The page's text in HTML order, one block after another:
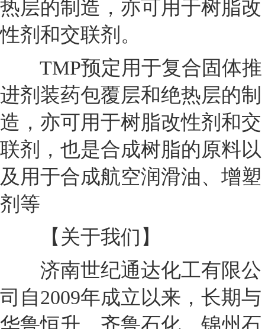
热层的制造，亦可用于树脂改
性剂和交联剂。
TMP预定用于复合固体推
进剂装药包覆层和绝热层的制
造，亦可用于树脂改性剂和交
联剂，也是合成树脂的原料以
及用于合成航空润滑油、增塑
剂等
【关于我们】
济南世纪通达化工有限公
司自2009年成立以来，长期与
华鲁恒升，齐鲁石化，锦州石